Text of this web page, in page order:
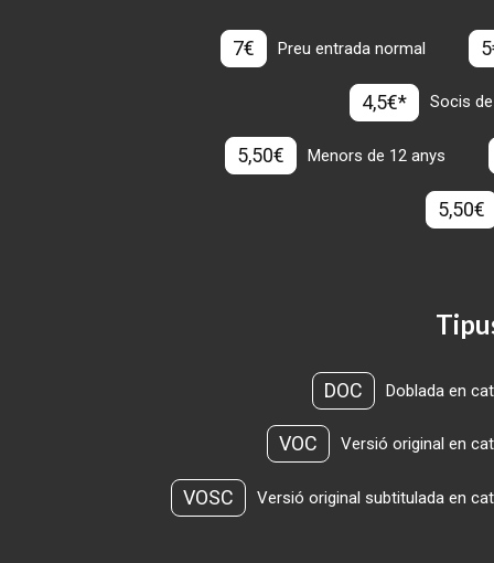
7€ Preu entrada normal
4,5€* Socis
5,50€ Menors de 12 anys
5,50€
DOC Doblada en
VOC Versió original en
VOSC Versió original subtitulada en